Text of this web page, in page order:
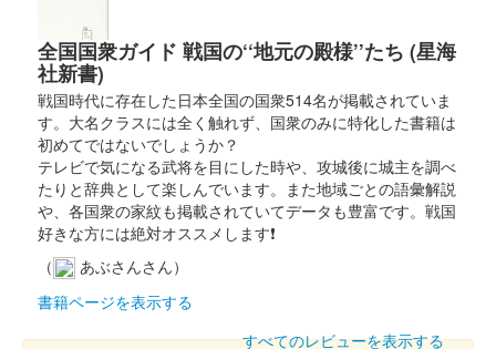
全国国衆ガイド 戦国の‘‘地元の殿様’’たち (星海
社新書)
戦国時代に存在した日本全国の国衆514名が掲載されていま
す。大名クラスには全く触れず、国衆のみに特化した書籍は
初めてではないでしょうか？
テレビで気になる武将を目にした時や、攻城後に城主を調べ
たりと辞典として楽しんでいます。また地域ごとの語彙解説
や、各国衆の家紋も掲載されていてデータも豊富です。戦国
好きな方には絶対オススメします❗
（
あぶさんさん）
書籍ページを表示する
すべてのレビューを表示する